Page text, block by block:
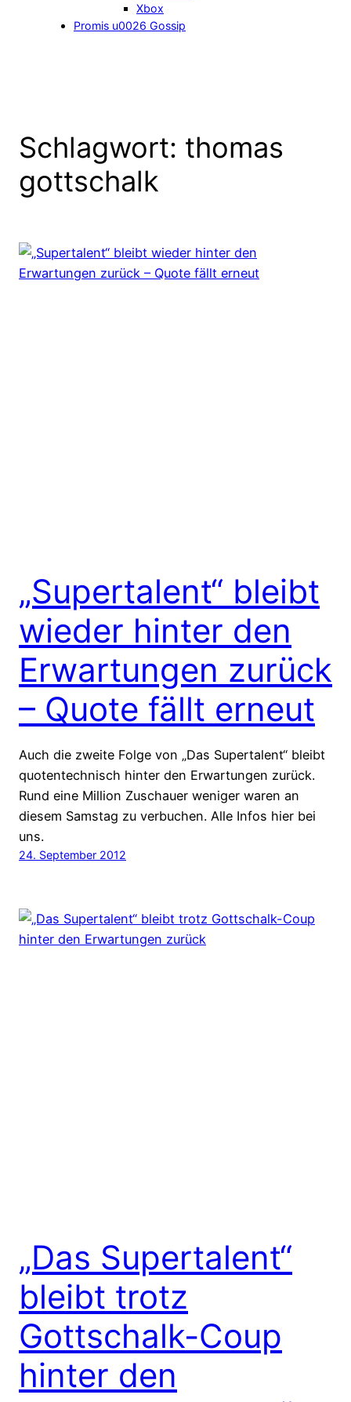
Xbox
Promis u0026 Gossip
Schlagwort: thomas
gottschalk
„Supertalent“ bleibt
wieder hinter den
Erwartungen zurück
– Quote fällt erneut
Auch die zweite Folge von „Das Supertalent“ bleibt
quotentechnisch hinter den Erwartungen zurück.
Rund eine Million Zuschauer weniger waren an
diesem Samstag zu verbuchen. Alle Infos hier bei
uns.
24. September 2012
„Das Supertalent“
bleibt trotz
Gottschalk-Coup
hinter den